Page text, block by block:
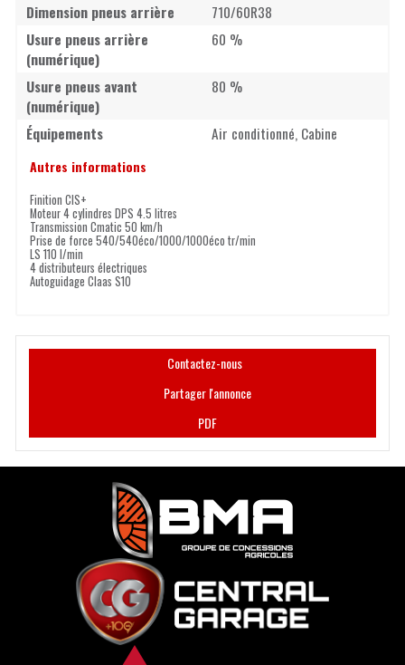
Dimension pneus arrière
710/60R38
Usure pneus arrière
(numérique)
60 %
Usure pneus avant
(numérique)
80 %
Équipements Air conditionné, Cabine
Autres informations
Finition CIS+
Moteur 4 cylindres DPS 4.5 litres
Transmission Cmatic 50 km/h
Prise de force 540/540éco/1000/1000éco tr/min
LS 110 l/min
4 distributeurs électriques
Autoguidage Claas S10
Contactez-nous
Partager l'annonce
PDF